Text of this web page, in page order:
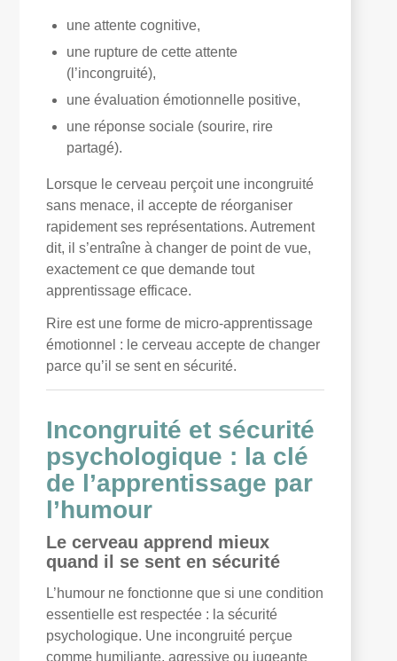
une attente cognitive,
une rupture de cette attente
(l’incongruité),
une évaluation émotionnelle positive,
une réponse sociale (sourire, rire
partagé).
Lorsque le cerveau perçoit une incongruité
sans menace, il accepte de réorganiser
rapidement ses représentations. Autrement
dit, il s’entraîne à changer de point de vue,
exactement ce que demande tout
apprentissage efficace.
Rire est une forme de micro-apprentissage
émotionnel : le cerveau accepte de changer
parce qu’il se sent en sécurité.
Incongruité et sécurité
psychologique : la clé
de l’apprentissage par
l’humour
Le cerveau apprend mieux
quand il se sent en sécurité
L’humour ne fonctionne que si une condition
essentielle est respectée : la sécurité
psychologique. Une incongruité perçue
comme humiliante, agressive ou jugeante